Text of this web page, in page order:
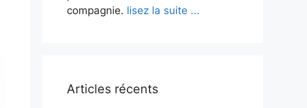
compagnie. lisez la suite ...
Articles récents